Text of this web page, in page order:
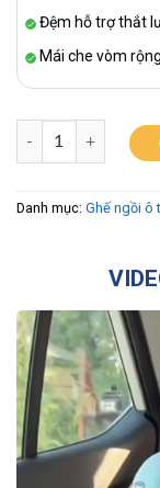
Đệm hỗ trợ thắt
Mái che vòm
Danh mục: Ghế ngồi ô